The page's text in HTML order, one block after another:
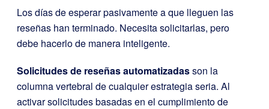
Los días de esperar pasivamente a que lleguen las
reseñas han terminado. Necesita solicitarlas, pero
debe hacerlo de manera inteligente.
Solicitudes de reseñas automatizadasson la
columna vertebral de cualquier estrategia seria. Al
activar solicitudes basadas en el cumplimiento de